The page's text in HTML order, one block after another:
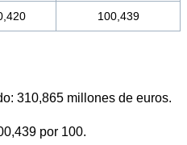
100,439
310,865 millones de euros.
por 100.